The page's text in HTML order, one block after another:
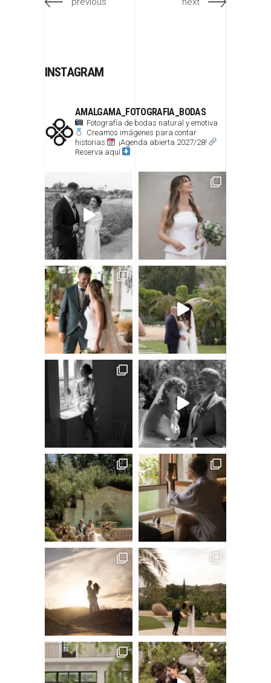
INSTAGRAM
AMALGAMA_FOTOGRAFIA_BODAS
Fotografía de bodas natural y emotiva
Creamos imágenes para contar
historias
¡Agenda abierta 2027/28!
Reserva aquí